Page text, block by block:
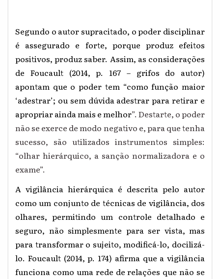
Segundo o autor supracitado, o poder disciplinar
é assegurado e forte, porque produz efeitos
positivos, produz saber. Assim, as considerações
de Foucault (2014, p. 167 – grifos do autor)
apontam que o poder tem “como função maior
‘adestrar’; ou sem dúvida adestrar para retirar e
apropriar ainda mais e melhor”. Destarte, o poder
não se exerce de modo negativo e, para que tenha
sucesso, são utilizados instrumentos simples:
“olhar hierárquico, a sanção normalizadora e o
exame”.
A vigilância hierárquica é descrita pelo autor
como um conjunto de técnicas de vigilância, dos
olhares, permitindo um controle detalhado e
seguro, não simplesmente para ser vista, mas
para transformar o sujeito, modificá-lo, docilizá-
lo. Foucault (2014, p. 174) afirma que a vigilância
funciona como uma rede de relações que não se